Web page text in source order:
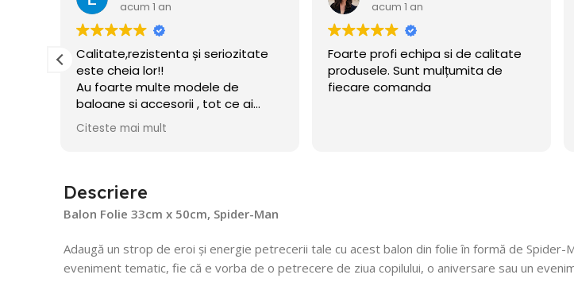
acum 1 an
Calitate,rezistenta și seriozitate
este cheia lor!!
Au foarte multe modele de
baloane si accesorii , tot ce ai
nevoie pentru petrecerea celui
mic!! Am și acum baloane umflate
Citeste mai mult
acum 1 an
Foarte profi echipa si de calitate
produsele. Sunt mulțumita de
fiecare comanda
Descriere
Balon Folie 33cm x 50cm, Spider-Man
Adaugă un strop de eroi și energie petrecerii tale cu acest balon din folie în formă de
eveniment tematic, fie că e vorba de o petrecere de ziua copilului, o aniversare sau un